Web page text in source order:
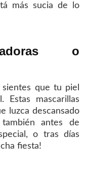
más sucia de lo
o
sientes que tu piel
Estas mascarillas
luzca descansado
antes de
o tras días
fiesta!